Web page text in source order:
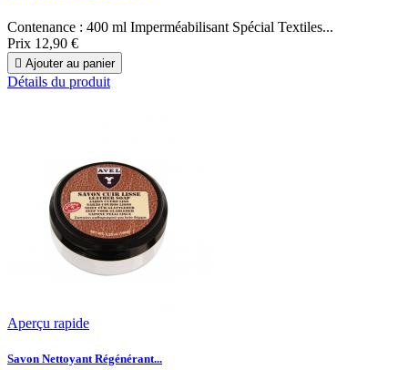
Contenance : 400 ml Imperméabilisant Spécial Textiles...
Prix 12,90 €
 Ajouter au panier
Détails du produit
Aperçu rapide
Savon Nettoyant Régénérant...